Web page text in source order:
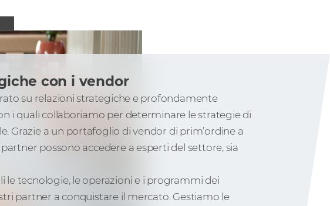
con i vendor
su relazioni strategiche e profondamente
i quali collaboriamo per determinare le strategie di
Grazie a un portafoglio di vendor di prim’ordine a
possono accedere a esperti del settore, sia
le tecnologie, le operazioni e i programmi dei
partner a conquistare il mercato. Gestiamo le